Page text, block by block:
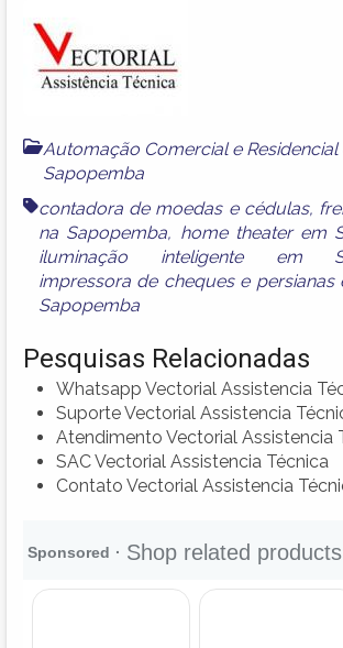
Automação Comercial e Residencial
Sapopemba
contadora de moedas e cédulas,
na Sapopemba, home theater em
iluminação inteligente em
impressora de chequese persianas
Sapopemba
Pesquisas Relacionadas
Whatsapp Vectorial Assistencia
Suporte Vectorial Assistencia
Atendimento Vectorial Assistencia
SAC Vectorial Assistencia Técnica
Contato Vectorial Assistencia